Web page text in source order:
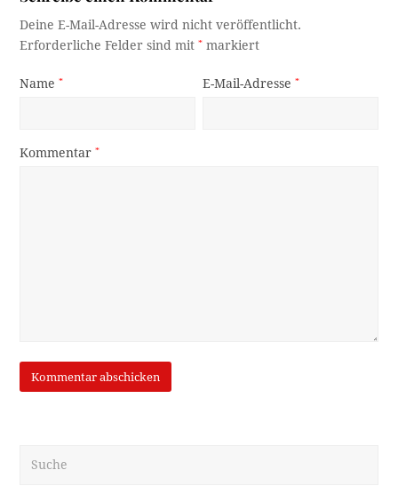
Deine E-Mail-Adresse wird nicht veröffentlicht.
Erforderliche Felder sind mit* markiert
Name* E-Mail-Adresse*
Kommentar*